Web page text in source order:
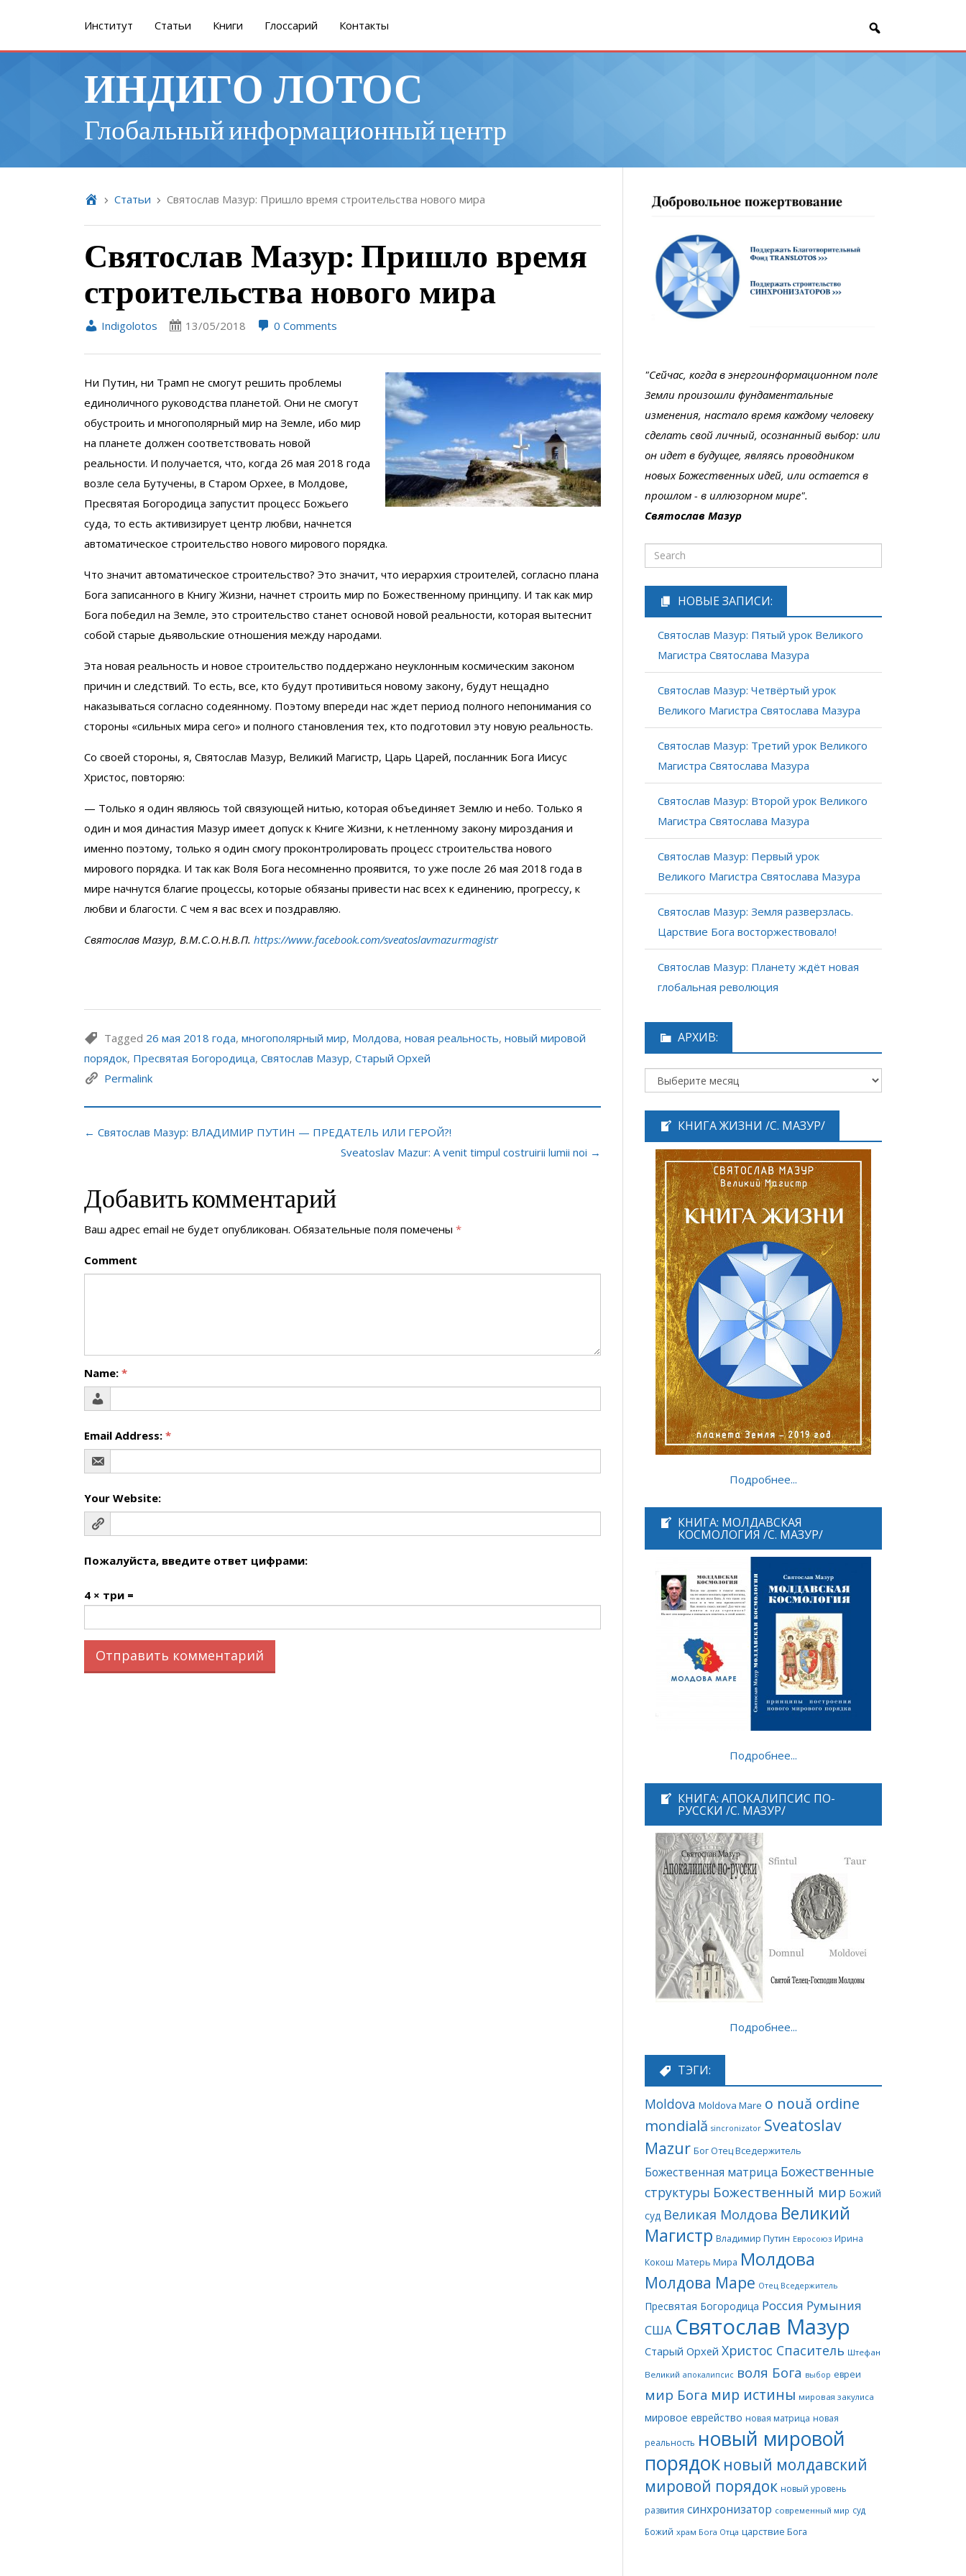
Институт Cтатьи Книги Глоссарий Контакты
ИНДИГО ЛОТОС
Глобальный информационный центр
Cтатьи Святослав Мазур: Пришло время строительства нового мира
Святослав Мазур: Пришло время
строительства нового мира
Indigolotos 13/05/2018 0 Comments
Ни Путин, ни Трамп не смогут решить проблемы
единоличного руководства планетой. Они не смогут
обустроить и многополярный мир на Земле, ибо мир
на планете должен соответствовать новой
реальности. И получается, что, когда 26 мая 2018 года
возле села Бутучены, в Старом Орхее, в Молдове,
Пресвятая Богородица запустит процесс Божьего
суда, то есть активизирует центр любви, начнется
автоматическое строительство нового мирового порядка.
Что значит автоматическое строительство? Это значит, что иерархия строителей, согласно плана
Бога записанного в Книгу Жизни, начнет строить мир по Божественному принципу. И так как мир
Бога победил на Земле, это строительство станет основой новой реальности, которая вытеснит
собой старые дьявольские отношения между народами.
Эта новая реальность и новое строительство поддержано неуклонным космическим законом
причин и следствий. То есть, все, кто будут противиться новому закону, будут нещадно
наказываться согласно содеянному. Поэтому впереди нас ждет период полного непонимания со
стороны «сильных мира сего» и полного становления тех, кто подготовил эту новую реальность.
Со своей стороны, я, Святослав Мазур, Великий Магистр, Царь Царей, посланник Бога Иисус
Христос, повторяю:
— Только я один являюсь той связующей нитью, которая объединяет Землю и небо. Только я
один и моя династия Мазур имеет допуск к Книге Жизни, к нетленному закону мироздания и
именно поэтому, только я один смогу проконтролировать процесс строительства нового
мирового порядка. И так как Воля Бога несомненно проявится, то уже после 26 мая 2018 года в
мире начнутся благие процессы, которые обязаны привести нас всех к единению, прогрессу, к
любви и благости. С чем я вас всех и поздравляю.
Святослав Мазур, В.М.С.О.Н.В.П. https://www.facebook.com/sveatoslavmazurmagistr
Tagged 26 мая 2018 года, многополярный мир, Молдова, новая реальность, новый мировой
порядок, Пресвятая Богородица, Святослав Мазур, Старый Орхей
Permalink
← Святослав Мазур: ВЛАДИМИР ПУТИН — ПРЕДАТЕЛЬ ИЛИ ГЕРОЙ?!
Sveatoslav Mazur: A venit timpul costruirii lumii noi →
Добавить комментарий
Ваш адрес email не будет опубликован. Обязательные поля помечены *
Comment
Name: *
Email Address: *
Your Website:
Пожалуйста, введите ответ цифрами:
4 × три =
"Сейчас, когда в энергоинформационном поле
Земли произошли фундаментальные
изменения, настало время каждому человеку
сделать свой личный, осознанный выбор: или
он идет в будущее, являясь проводником
новых Божественных идей, или остается в
прошлом - в иллюзорном мире".
Святослав Мазур
НОВЫЕ ЗАПИСИ:
Святослав Мазур: Пятый урок Великого
Магистра Святослава Мазура
Святослав Мазур: Четвёртый урок
Великого Магистра Святослава Мазура
Святослав Мазур: Третий урок Великого
Магистра Святослава Мазура
Святослав Мазур: Второй урок Великого
Магистра Святослава Мазура
Святослав Мазур: Первый урок
Великого Магистра Святослава Мазура
Святослав Мазур: Земля разверзлась.
Царствие Бога восторжествовало!
Святослав Мазур: Планету ждёт новая
глобальная революция
АРХИВ:
КНИГА ЖИЗНИ /С. МАЗУР/
Подробнее...
КНИГА: МОЛДАВСКАЯ
КОСМОЛОГИЯ /С. МАЗУР/
Подробнее...
КНИГА: АПОКАЛИПСИС ПО-
РУССКИ /С. МАЗУР/
Подробнее...
ТЭГИ:
Moldova Moldova Mare o nouă ordine
mondială sincronizator Sveatoslav
Mazur Бог Отец Вседержитель
Божественная матрица Божественные
структуры Божественный мир Божий
суд Великая Молдова Великий
Магистр Владимир Путин Евросоюз Ирина
Кокош Матерь Мира Молдова
Молдова Маре Отец Вседержитель
Пресвятая Богородица Россия Румыния
США Святослав Мазур
Старый Орхей Христос Спаситель Штефан
Великий апокалипсис воля Бога выбор евреи
мир Бога мир истины мировая закулиса
мировое еврейство новая матрица новая
реальность новый мировой
порядок новый молдавский
мировой порядок новый уровень
развития синхронизатор современный мир суд
Божий храм Бога Отца царствие Бога